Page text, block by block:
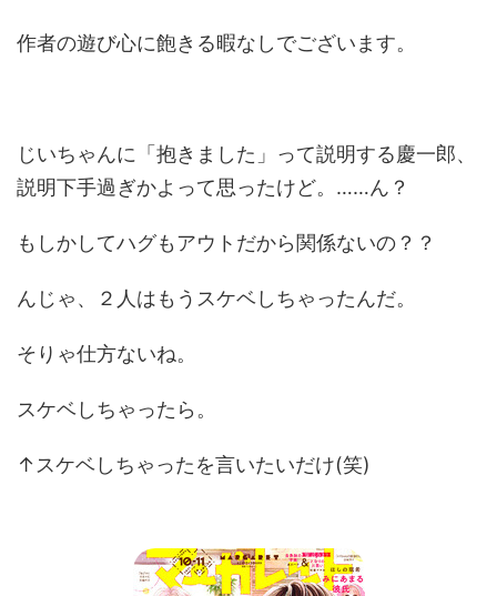
作者の遊び心に飽きる暇なしでございます。
じいちゃんに「抱きました」って説明する慶一郎、
説明下手過ぎかよって思ったけど。……ん？
もしかしてハグもアウトだから関係ないの？？
んじゃ、２人はもうスケベしちゃったんだ。
そりゃ仕方ないね。
スケベしちゃったら。
↑スケベしちゃったを言いたいだけ(笑)